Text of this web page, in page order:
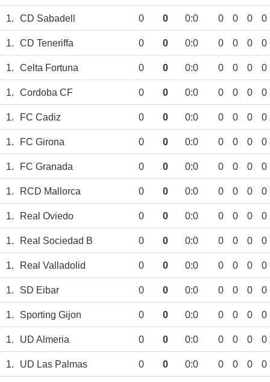
1. CD Sabadell 0 0 0:0 0 0 0 0
1. CD Teneriffa 0 0 0:0 0 0 0 0
1. Celta Fortuna 0 0 0:0 0 0 0 0
1. Cordoba CF 0 0 0:0 0 0 0 0
1. FC Cadiz 0 0 0:0 0 0 0 0
1. FC Girona 0 0 0:0 0 0 0 0
1. FC Granada 0 0 0:0 0 0 0 0
1. RCD Mallorca 0 0 0:0 0 0 0 0
1. Real Oviedo 0 0 0:0 0 0 0 0
1. Real Sociedad B 0 0 0:0 0 0 0 0
1. Real Valladolid 0 0 0:0 0 0 0 0
1. SD Eibar 0 0 0:0 0 0 0 0
1. Sporting Gijon 0 0 0:0 0 0 0 0
1. UD Almeria 0 0 0:0 0 0 0 0
1. UD Las Palmas 0 0 0:0 0 0 0 0